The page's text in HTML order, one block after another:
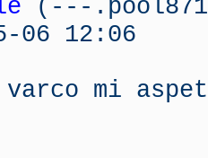
(---
12:06
varco mi